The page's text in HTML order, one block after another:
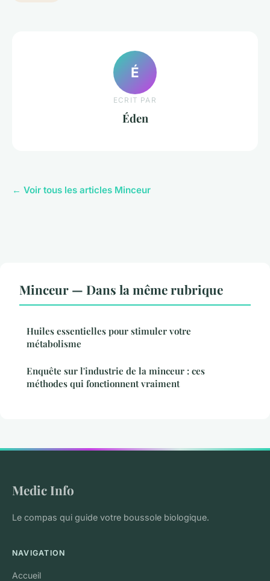
É
ECRIT PAR
Éden
← Voir tous les articles Minceur
Minceur — Dans la même rubrique
Huiles essentielles pour stimuler votre
métabolisme
Enquête sur l'industrie de la minceur : ces
méthodes qui fonctionnent vraiment
Medic Info
Le compas qui guide votre boussole biologique.
NAVIGATION
Accueil